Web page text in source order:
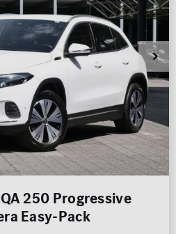
250 Progressive
Easy-Pack